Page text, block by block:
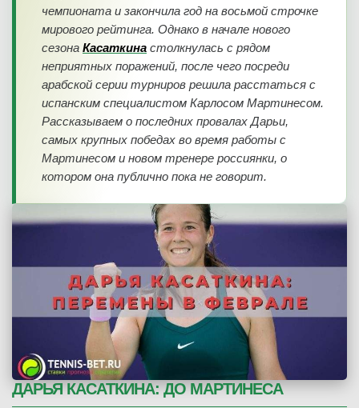
чемпионата и закончила год на восьмой строчке
мирового рейтинга. Однако в начале нового
сезона Касаткина столкнулась с рядом
неприятных поражений, после чего посреди
арабской серии турниров решила расстаться с
испанским специалистом Карлосом Мартинесом.
Рассказываем о последних провалах Дарьи,
самых крупных победах во время работы с
Мартинесом и новом тренере россиянки, о
котором она публично пока не говорит.
ДАРЬЯ КАСАТКИНА: ДО МАРТИНЕСА